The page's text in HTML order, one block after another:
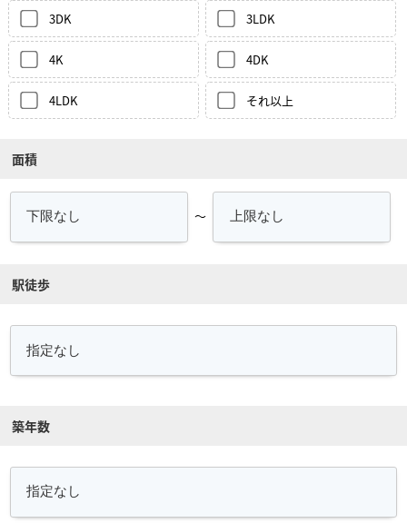
3DK 3LDK
4K 4DK
4LDK それ以上
面積
～
駅徒歩
築年数